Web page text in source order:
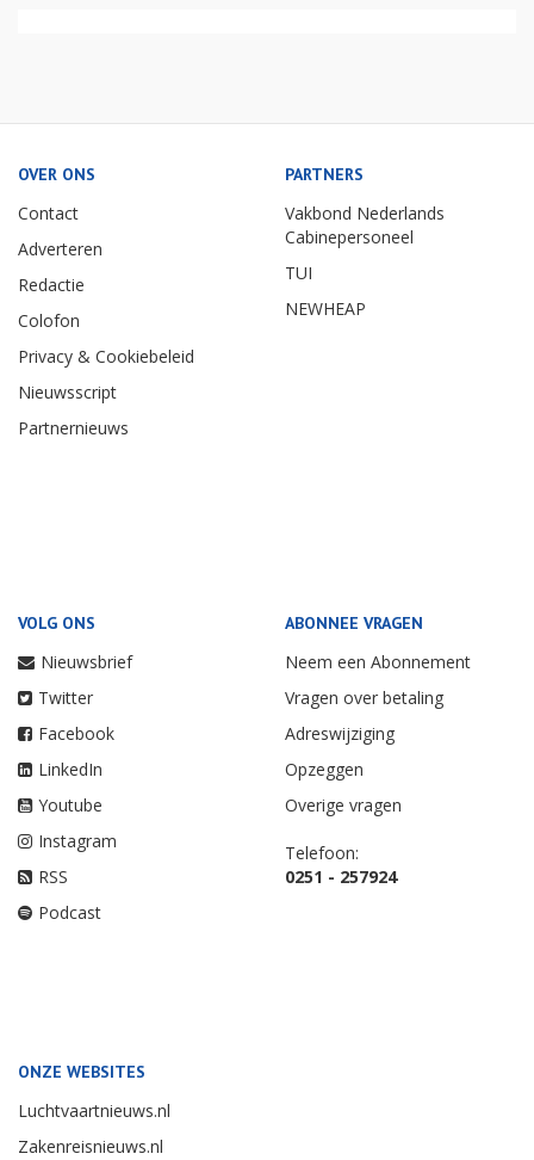
OVER ONS
Contact
Adverteren
Redactie
Colofon
Privacy & Cookiebeleid
Nieuwsscript
Partnernieuws
PARTNERS
Vakbond Nederlands
Cabinepersoneel
TUI
NEWHEAP
VOLG ONS
Nieuwsbrief
Twitter
Facebook
LinkedIn
Youtube
Instagram
RSS
Podcast
ABONNEE VRAGEN
Neem een Abonnement
Vragen over betaling
Adreswijziging
Opzeggen
Overige vragen
Telefoon:
0251 - 257924
ONZE WEBSITES
Luchtvaartnieuws.nl
Zakenreisnieuws.nl